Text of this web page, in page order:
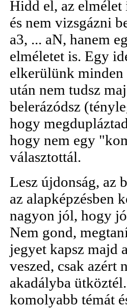
Hidd el, az elmélet
és nem vizsgázni
a3, ... aN, hanem
elméletet is. Egy
elkerülünk minden
után nem tudsz
belerázódsz
hogy
hogy nem egy
választottál.
Lesz újdonság, az
az alapképzésben
nagyon jól, hogy
Nem gond,
jegyet kapsz majd
veszed, csak azért
akadályba
komolyabb témát